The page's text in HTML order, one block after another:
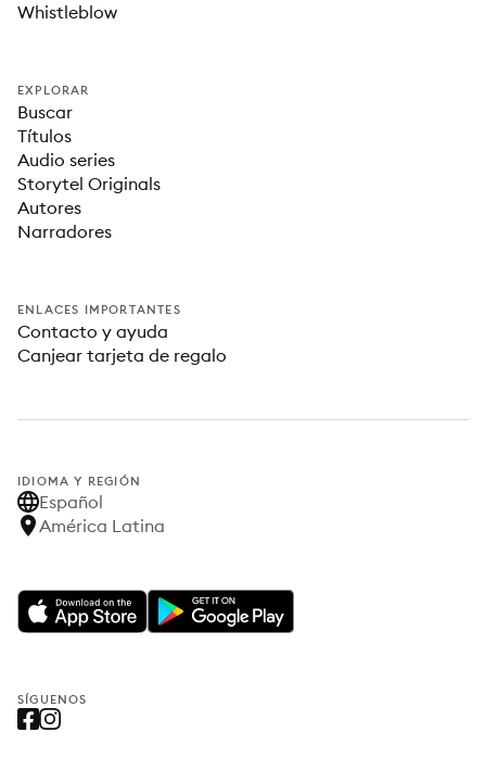
Whistleblow
EXPLORAR
Buscar
Títulos
Audio series
Storytel Originals
Autores
Narradores
ENLACES IMPORTANTES
Contacto y ayuda
Canjear tarjeta de regalo
IDIOMA Y REGIÓN
Español
América Latina
SÍGUENOS